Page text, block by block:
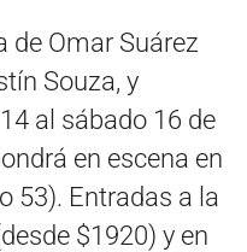
de Omar Suárez
Souza, y
al sábado 16 de
en escena en
53). Entradas a la
$1920) y en